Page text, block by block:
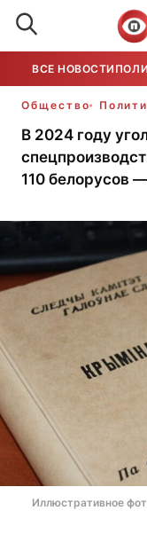
ВСЕ НОВОСТИ
Общество
В 2024 году
110 белорусов
Иллюстративное